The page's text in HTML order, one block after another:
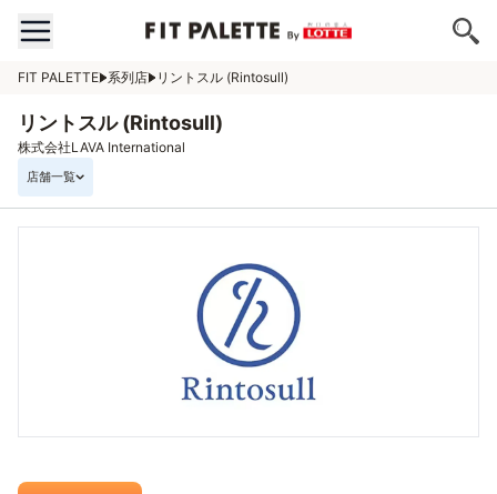
FIT PALETTE 系列店 リントスル (Rintosull)
リントスル (Rintosull)
株式会社LAVA International
店舗一覧